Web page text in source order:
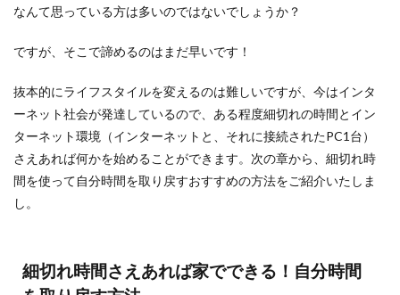
なんて思っている方は多いのではないでしょうか？
ですが、そこで諦めるのはまだ早いです！
抜本的にライフスタイルを変えるのは難しいですが、今はインタ
ーネット社会が発達しているので、ある程度細切れの時間とイン
ターネット環境（インターネットと、それに接続されたPC1台）
さえあれば何かを始めることができます。次の章から、細切れ時
間を使って自分時間を取り戻すおすすめの方法をご紹介いたしま
し。
細切れ時間さえあれば家でできる！自分時間